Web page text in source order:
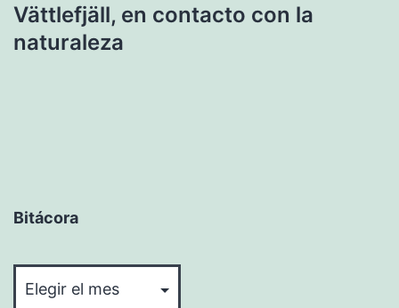
Vättlefjäll, en contacto con la
naturaleza
Bitácora